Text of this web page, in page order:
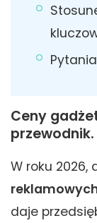
Ceny
przewodnik.
W roku
daje